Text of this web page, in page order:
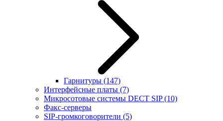
Гарнитуры (147)
Интерфейсные платы (7)
Микросотовые системы DECT SIP(10)
Факс-серверы
SIP-громкоговорители (5)